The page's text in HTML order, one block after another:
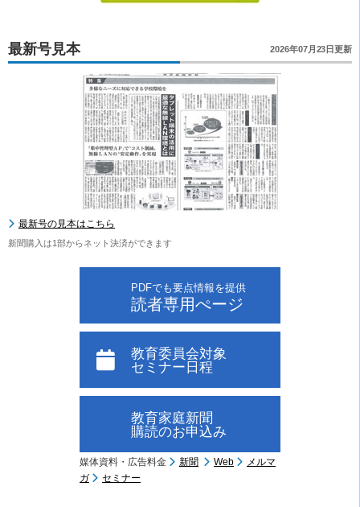
最新号見本 2026年07月23日更新
最新号の見本はこちら
新聞購入は1部からネット決済ができます
PDFでも要点情報を提供
読者専用ぺージ
教育委員会対象
セミナー日程
教育家庭新聞
購読のお申込み
媒体資料・広告料金 新聞 Web
メルマ
ガ
セミナー